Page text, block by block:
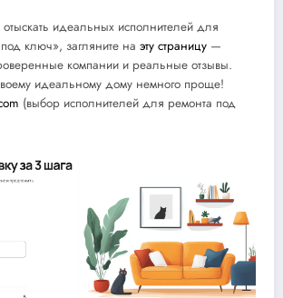
отыскать идеальных исполнителей для
ключ», загляните на эту страницу —
компании и реальные отзывы.
идеальному дому немного проще!
(выбор исполнителей для ремонта под